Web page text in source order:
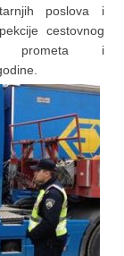
poslova i
cestovnog
prometa i